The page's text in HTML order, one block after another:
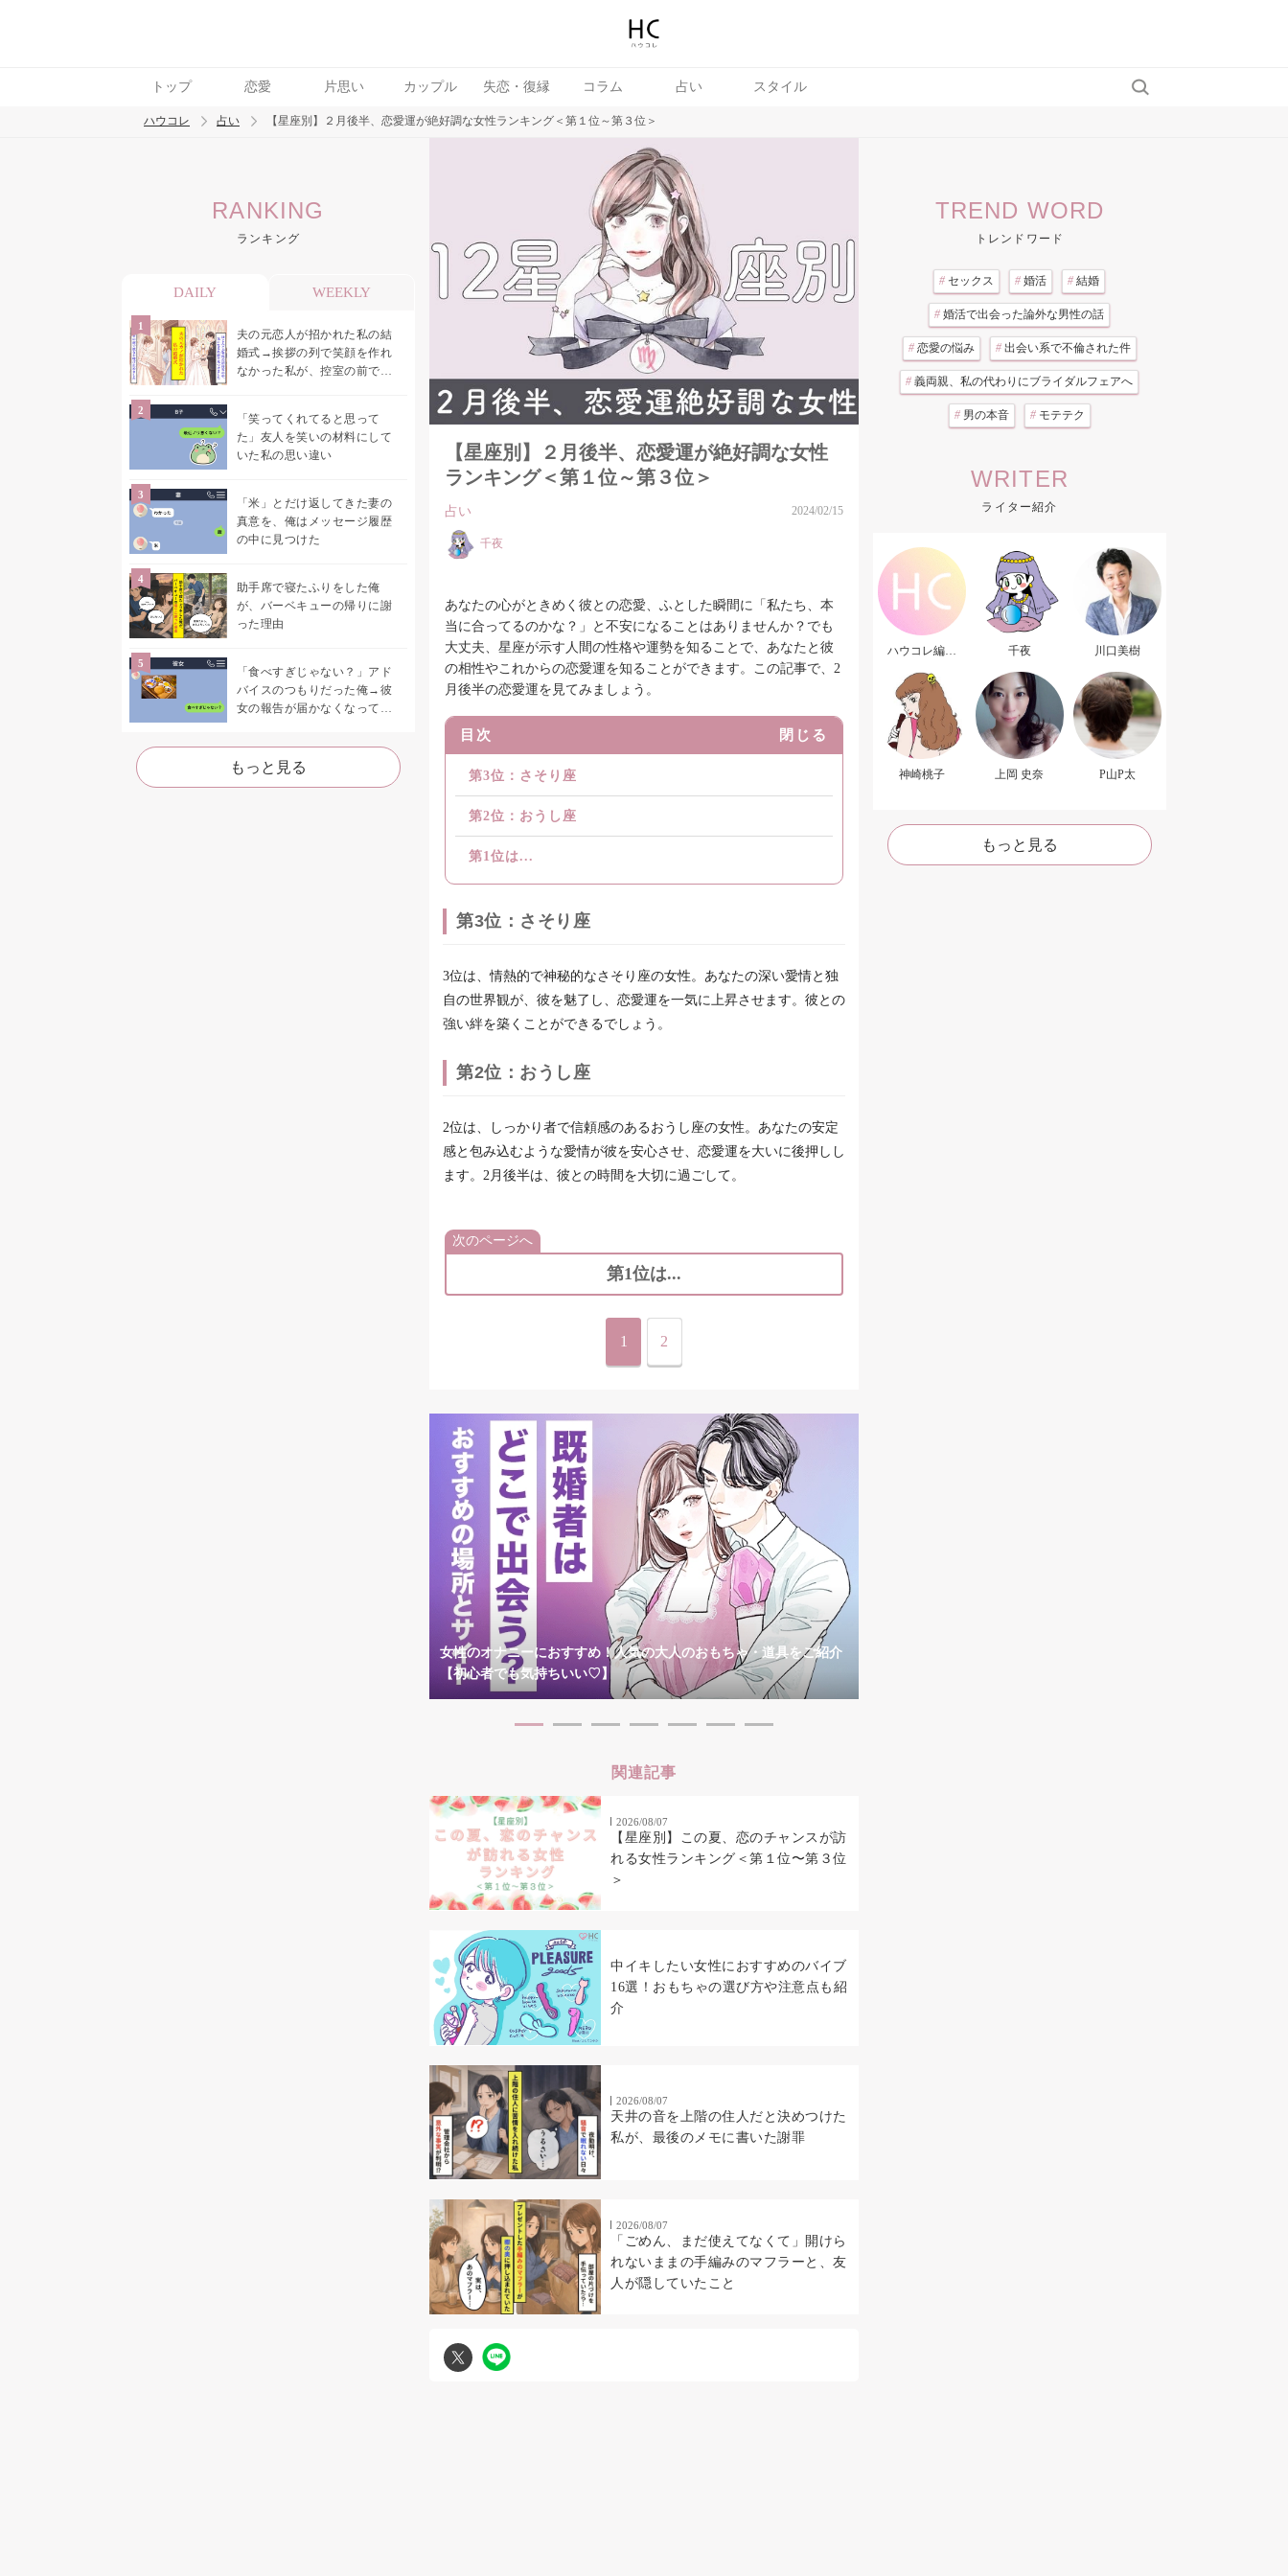
トップ 恋愛 片思い カップル 失恋・復縁 コラム 占い スタイル
トレンド ワード
ハウコレ 占い 【星座別】２月後半、恋愛運が絶好調な女性ランキング＜第１位～第３位＞
RANKING
ランキング
DAILY WEEKLY
夫の元恋人が招かれた私の結
婚式→挨拶の列で笑顔を作れ
なかった私が、控室の前で彼
「笑ってくれてると思って
た」友人を笑いの材料にして
いた私の思い違い
「米」とだけ返してきた妻の
真意を、俺はメッセージ履歴
の中に見つけた
助手席で寝たふりをした俺
が、バーベキューの帰りに謝
った理由
「食べすぎじゃない？」アド
バイスのつもりだった俺→彼
女の報告が届かなくなって、
た
もっと見る
【星座別】２月後半、恋愛運が絶好調な女性
ランキング＜第１位～第３位＞
占い 2024/02/15
千夜
あなたの心がときめく彼との恋愛、ふとした瞬間に「私たち、本
当に合ってるのかな？」と不安になることはありませんか？でも
大丈夫、星座が示す人間の性格や運勢を知ることで、あなたと彼
の相性やこれからの恋愛運を知ることができます。この記事で、2
月後半の恋愛運を見てみましょう。
目次 閉じる
第3位：さそり座
第2位：おうし座
第1位は...
第3位：さそり座
3位は、情熱的で神秘的なさそり座の女性。あなたの深い愛情と独
自の世界観が、彼を魅了し、恋愛運を一気に上昇させます。彼との
強い絆を築くことができるでしょう。
第2位：おうし座
2位は、しっかり者で信頼感のあるおうし座の女性。あなたの安定
感と包み込むような愛情が彼を安心させ、恋愛運を大いに後押しし
ます。2月後半は、彼との時間を大切に過ごして。
次のページへ
第1位は...
1 2
女性のオナニーにおすすめ！人気の大人のおもちゃ・道具をご紹介
【初心者でも気持ちいい♡】
関連記事
2026/08/07
【星座別】この夏、恋のチャンスが訪
れる女性ランキング＜第１位〜第３位
＞
中イキしたい女性におすすめのバイブ
16選！おもちゃの選び方や注意点も紹
介
2026/08/07
天井の音を上階の住人だと決めつけた
私が、最後のメモに書いた謝罪
2026/08/07
「ごめん、まだ使えてなくて」開けら
れないままの手編みのマフラーと、友
人が隠していたこと
TREND WORD
トレンドワード
# セックス # 婚活 # 結婚
# 婚活で出会った論外な男性の話
# 恋愛の悩み # 出会い系で不倫された件
# 義両親、私の代わりにブライダルフェアへ
# 男の本音 # モテテク
WRITER
ライター紹介
ハウコレ編集
千夜 川口美樹
神崎桃子 上岡 史奈 P山P太
もっと見る